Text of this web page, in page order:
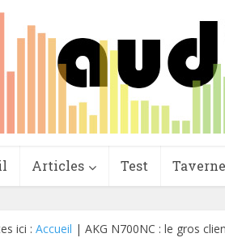
Articles Test Taverne
ici : Accueil | AKG N700NC : le gros